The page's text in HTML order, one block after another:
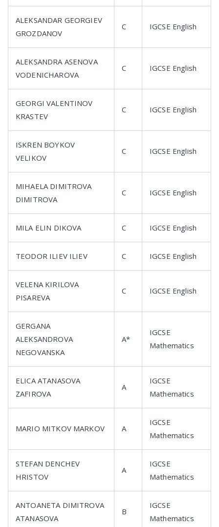
ALEKSANDAR GEORGIEV
GROZDANOV
C IGCSE English
ALEKSANDRA ASENOVA
VODENICHAROVA
C IGCSE English
GEORGI VALENTINOV
KRASTEV
C IGCSE English
ISKREN BOYKOV
VELIKOV
C IGCSE English
MIHAELA DIMITROVA
DIMITROVA
C IGCSE English
MILA ELIN DIKOVA C IGCSE English
TEODOR ILIEV ILIEV C IGCSE English
VELENA KIRILOVA
PISAREVA
C IGCSE English
GERGANA
ALEKSANDROVA
NEGOVANSKA
A*
IGCSE
Mathematics
ELICA ATANASOVA
ZAFIROVA
A
IGCSE
Mathematics
MARIO MITKOV MARKOV A
IGCSE
Mathematics
STEFAN DENCHEV
HRISTOV
A
IGCSE
Mathematics
ANTOANETA DIMITROVA
ATANASOVA
B
IGCSE
Mathematics